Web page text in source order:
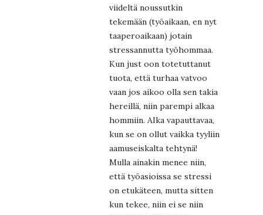
viideltä noussutkin
tekemään (työaikaan, en nyt
taaperoaikaan) jotain
stressannutta työhommaa.
Kun just oon totetuttanut
tuota, että turhaa vatvoo
vaan jos aikoo olla sen takia
hereillä, niin parempi alkaa
hommiin. AIka vapauttavaa,
kun se on ollut vaikka tyyliin
aamuseiskalta tehtynä!
Mulla ainakin menee niin,
että työasioissa se stressi
on etukäteen, mutta sitten
kun tekee, niin ei se niin